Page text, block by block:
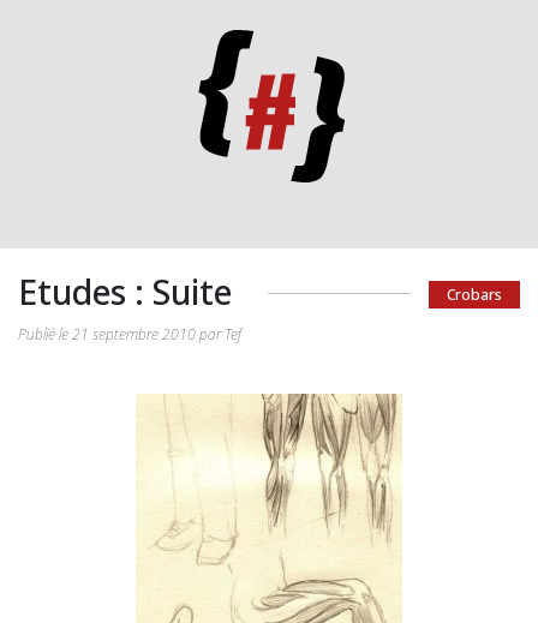
Etudes : Suite
Crobars
Publié le 21 septembre 2010 par Tef